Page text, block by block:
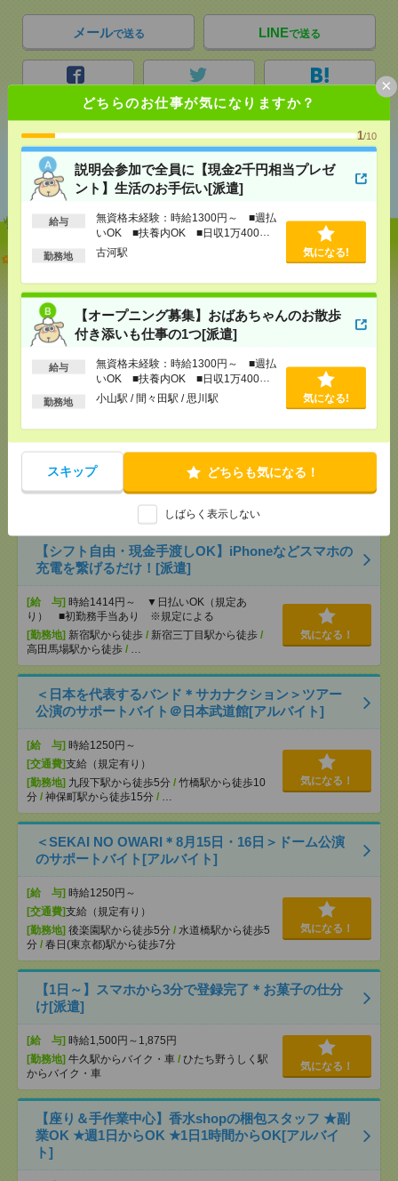
どちらのお仕事が気になりますか？
1/10
説明会参加で全員に【現金2千円相当プレゼ
ント】生活のお手伝い[派遣]
給与
無資格未経験：時給1300円～ ■週払
いOK ■扶養内OK ■日収1万400円
以上
勤務地 古河駅 気になる!
【オープニング募集】おばあちゃんのお散歩
付き添いも仕事の1つ[派遣]
給与
無資格未経験：時給1300円～ ■週払
いOK ■扶養内OK ■日収1万400円
以上
勤務地 小山駅 / 間々田駅 / 思川駅 気になる!
スキップ どちらも気になる！
しばらく表示しない
×
メールで送る LINEで送る
ツイート
あなたの閲覧履歴からの
おすすめ
説明会参加で全員に【現金2千円相当プレゼント】生
[給 与]
無資格未経験：時給1300円～ ■週払い
OK ■扶養内OK ■日収1万400円以上
[交通費] 交通費全額支給（ガソリン代もOK！）
古河駅
【オープニング募集】おばあちゃんのお散歩付き添
無資格未経験：時給1300円～ ■週払い
OK ■扶養内OK ■日収1万400円以上
交通費全額支給（ガソリン代もOK！）
間々田駅 / 思川駅
気になる！
【シフト自由・現金手渡しOK】iPhoneなどスマホの
充電を繋げるだけ！[派遣]
[給 与] 時給1414円～ ▼日払いOK（規定あ
り） ■初勤務手当あり ※規定による
[勤務地] 新宿駅から徒歩 / 新宿三丁目駅から徒歩 /
高田馬場駅から徒歩 / …
気になる！
＜日本を代表するバンド＊サカナクション＞ツアー
公演のサポートバイト＠日本武道館[アルバイト]
[給 与] 時給1250円～
[交通費]支給（規定有り）
[勤務地] 九段下駅から徒歩5分 / 竹橋駅から徒歩10
分 / 神保町駅から徒歩15分 / …
気になる！
＜SEKAI NO OWARI＊8月15日・16日＞ドーム公演
のサポートバイト[アルバイト]
[給 与] 時給1250円～
[交通費]支給（規定有り）
[勤務地] 後楽園駅から徒歩5分 / 水道橋駅から徒歩5
分 / 春日(東京都)駅から徒歩7分
気になる！
【1日～】スマホから3分で登録完了＊お菓子の仕分
け[派遣]
[給 与] 時給1,500円～1,875円
[勤務地] 牛久駅からバイク・車 / ひたち野うしく駅
からバイク・車
気になる！
【座り＆手作業中心】香水shopの梱包スタッフ ★副
業OK ★週1日からOK ★1日1時間からOK[アルバイ
ト]